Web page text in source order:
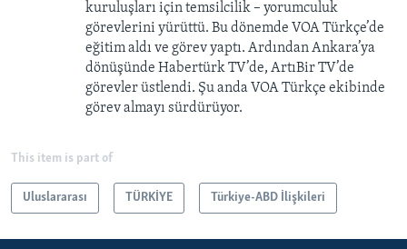
kuruluşları için temsilcilik – yorumculuk
görevlerini yürüttü. Bu dönemde VOA Türkçe’de
eğitim aldı ve görev yaptı. Ardından Ankara’ya
dönüşünde Habertürk TV’de, ArtıBir TV’de
görevler üstlendi. Şu anda VOA Türkçe ekibinde
görev almayı sürdürüyor.
This item is part of
Uluslararası TÜRKİYE Türkiye-ABD İlişkileri